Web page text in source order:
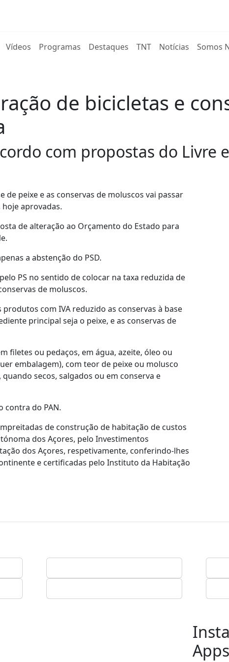
Vídeos Programas Destaques TNT Notícias Somos
de bicicletas e
com propostas do Livre
de peixe e as conservas de moluscos vai passar
aprovadas.
de alteração ao Orçamento do Estado para
a abstenção do PSD.
PS no sentido de colocar na taxa reduzida de
de moluscos.
com IVA reduzido as conservas à base
principal seja o peixe, e as conservas de
filetes ou pedaços, em água, azeite, óleo ou
embalagem), com teor de peixe ou molusco
secos, salgados ou em conserva e
contra do PAN.
de construção de habitação de custos
dos Açores, pelo Investimentos
dos Açores, respetivamente, conferindo-lhes
e certificadas pelo Instituto da Habitação
Apps